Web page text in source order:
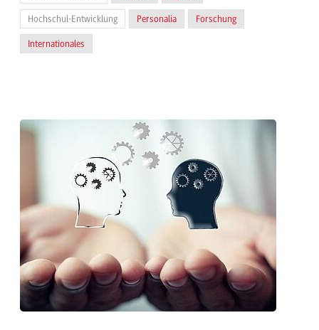
Hochschul-Entwicklung Personalia Forschung
Internationales